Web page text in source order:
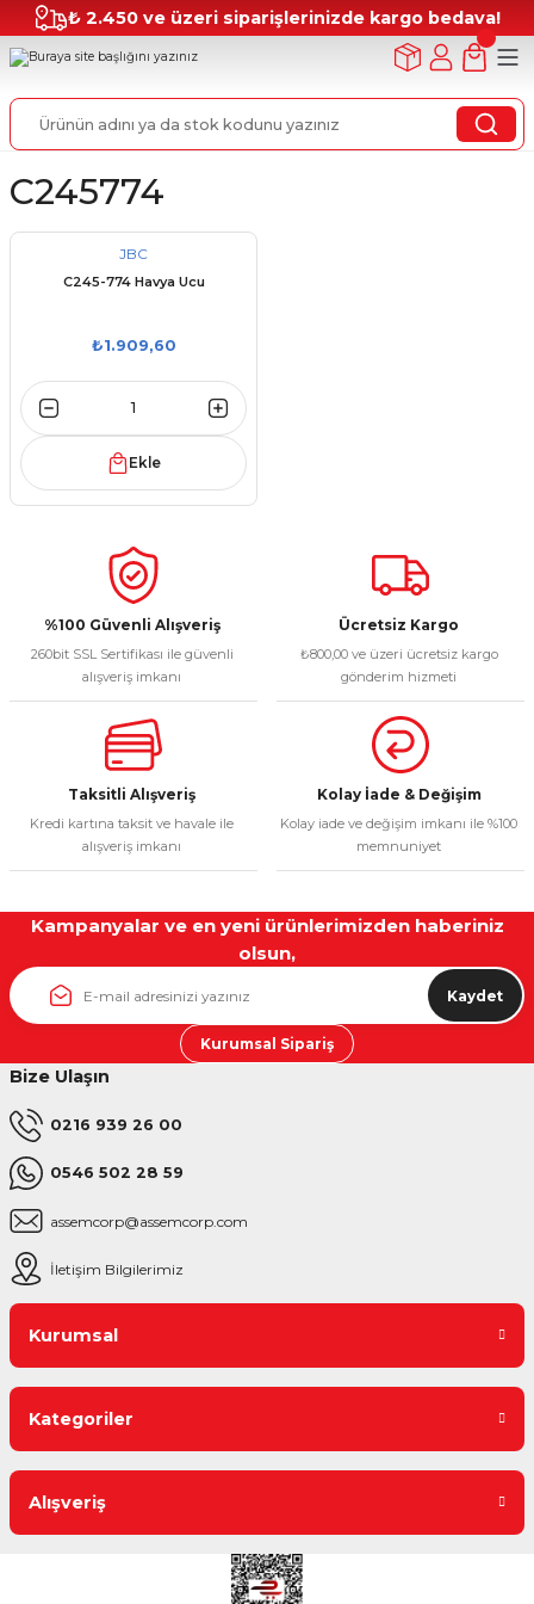
₺ 2.450 ve üzeri siparişlerinizde kargo bedava!
C245774
JBC
C245-774 Havya Ucu
₺1.909,60
Ekle
%100 Güvenli Alışveriş
260bit SSL Sertifikası ile güvenli
alışveriş imkanı
Ücretsiz Kargo
₺800,00 ve üzeri ücretsiz kargo
gönderim hizmeti
Taksitli Alışveriş
Kredi kartına taksit ve havale ile
alışveriş imkanı
Kolay İade & Değişim
Kolay iade ve değişim imkanı ile %100
memnuniyet
Kampanyalar ve en yeni ürünlerimizden haberiniz
olsun,
Kaydet
Kurumsal Sipariş
Bize Ulaşın
0216 939 26 00
0546 502 28 59
assemcorp@assemcorp.com
İletişim Bilgilerimiz
Kurumsal
Kategoriler
Alışveriş